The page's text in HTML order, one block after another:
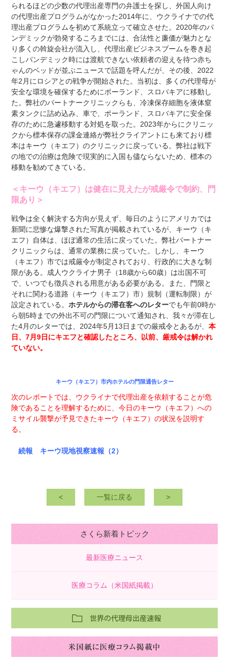
られるほどの少数の代理出産専門の弁護士を探し、外国人向け
の代理出産プログラムがなかった2014年に、ウクライナでの代
理出産プログラムを初めて系統立って確立させた。2020年のパ
ンデミックが勃発するころまでには、合法性と廉価が魅力とな
り多くの斡旋会社が流入し、代理出産ビジネスブームを巻き起
こしパンデミック時には渡航できない依頼者の迎えを待つ赤ち
ゃんのベッドが並ぶニュースで話題を呼んだが、その後、2022
年2月にロシアとの戦争が開始された。当初は、多くの代理母が
安全な環境を確保するためにポーランド、スロバキアに移動し
た。弊社のパートナークリニックらも、冷凍保存細胞を液体窒
素タンクに詰め込み、車で、ポーランド、スロバキアに安全保
存のために急遽移動する対処を取った。2023年からにクリニッ
クから標本保存の課金連絡が弊社クライアントにも来ており標
本はキーウ（キエフ）のクリニックに戻っている。弊社は戦下
の地での治療は危険で現実的に入国も儘ならないため、標本の
移動を勧めてきている。
＜キーウ（キエフ）は健在に見えたが戒厳令で制約、門
限あり＞
戦争は全く解決する方向が見えず、毎日のようにアメリカでは
新聞に悲惨な爆撃された写真が掲載されているが、キーウ（キ
エフ）自体は、ほぼ通常の生活に戻っていた。弊社パートナー
クリニックらは、通常の業務に戻っていた。しかし、キーウ
（キエフ）市では戒厳令が制定されており、行政的に大きな制
限がある。成人ウクライナ男子（18歳から60歳）は出国不可
で、いつでも徴兵される用意がある必要がある。また、門限と
それに関わる道路（キーウ（キエフ）市）規制（運転制限）が
設定されている。ホテルからの滞在客へのレターでも午前0時か
ら朝5時までの外出不可の門限について通知され、我々が滞在し
た4月のレターでは、2024年5月13日までの厳戒令とあるが、本
日、7月9日にキエフと確認したところ、以前、厳戒令は解かれ
ていない。
キーウ（キエフ）市内ホテルの門限通告レター
次のレポートでは、ウクライナで代理出産を依頼することが危
険であることを理解するために、今日のキーウ（キエフ）への
ミサイル襲撃が予見できたキーウ（キエフ）の状況を説明す
る。
続報 キーウ現地視察速報（2）
< 一覧に戻る >
さくら新着トピック
最新医療ニュース
医療コラム（米国紙掲載）